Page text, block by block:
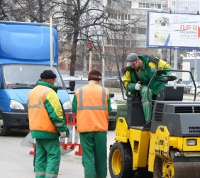
Перейти к основному содержанию